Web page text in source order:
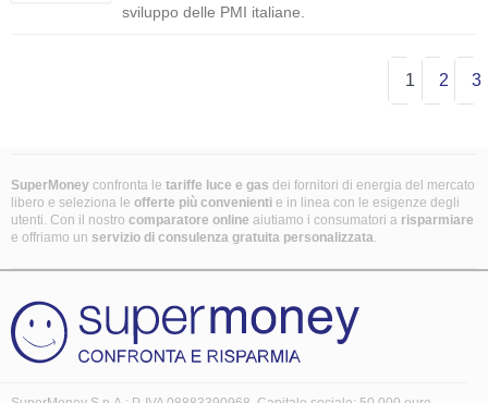
sviluppo delle PMI italiane.
1 2 3
SuperMoney confronta le tariffe luce e gas dei fornitori di energia del mercato
libero e seleziona le offerte più convenienti e in linea con le esigenze degli
utenti. Con il nostro comparatore online aiutiamo i consumatori a risparmiare
e offriamo un servizio di consulenza gratuita personalizzata.